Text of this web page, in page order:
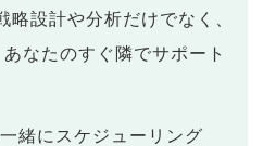
設計や分析だけでなく、
なたのすぐ隣でサポート
緒にスケジューリング